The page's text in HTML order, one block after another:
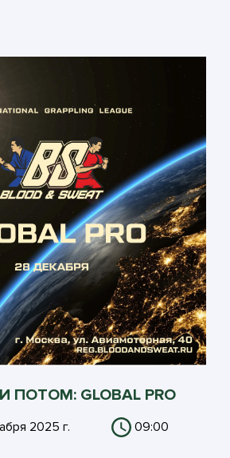
ПОТОМ: GLOBAL PRO
2025 г. 09:00